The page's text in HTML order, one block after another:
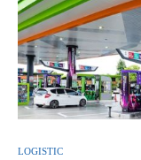
LOGISTIC